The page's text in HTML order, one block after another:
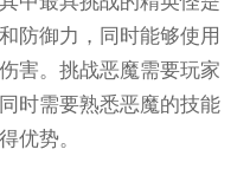
防御力，同时能够使用
害。挑战恶魔需要玩家
时需要熟悉恶魔的技能
优势。